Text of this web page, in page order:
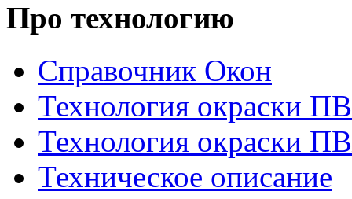
Про технологию
Справочник Окон
Технология окраски
Технология окраски
Техническое описание